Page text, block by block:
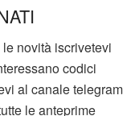
novità iscrivetevi
codici
al canale telegram
le anteprime